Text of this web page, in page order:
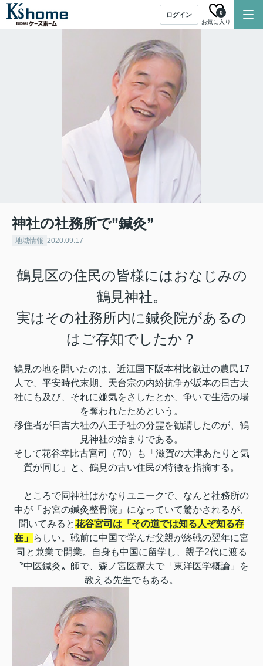
ログイン
お気に入り
0
神社の社務所で”鍼灸”
地域情報 2020.09.17
鶴見区の住民の皆様にはおなじみの
鶴見神社。
実はその社務所内に鍼灸院があるの
はご存知でしたか？
鶴見の地を開いたのは、近江国下阪本村比叡辻の農民17
人で、平安時代末期、天台宗の内紛抗争が坂本の日吉大
社にも及び、それに嫌気をさしたとか、争いで生活の場
を奪われたためという。
移住者が日吉大社の八王子社の分霊を勧請したのが、鶴
見神社の始まりである。
そして花谷幸比古宮司（70）も「滋賀の大津あたりと気
質が同じ」と、鶴見の古い住民の特徴を指摘する。
ところで同神社はかなりユニークで、なんと社務所の
中が「お宮の鍼灸整骨院」になっていて驚かされるが、
聞いてみると花谷宮司は「その道では知る人ぞ知る存
在」 らしい。戦前に中国で学んだ父親が終戦の翌年に宮
司と兼業で開業。自身も中国に留学し、親子2代に渡る
〝中医鍼灸〟師で、森ノ宮医療大で「東洋医学概論」を
教える先生でもある。